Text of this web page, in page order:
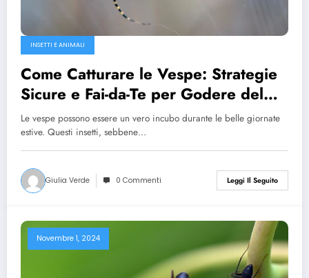
INSETTI E ANIMALI
Come Catturare le Vespe: Strategie
Sicure e Fai-da-Te per Godere del
Tuo Giardino
Le vespe possono essere un vero incubo durante le belle giornate
estive. Questi insetti, sebbene…
Giulia Verde 0 Commenti Leggi Il Seguito
Novembre 1, 2024